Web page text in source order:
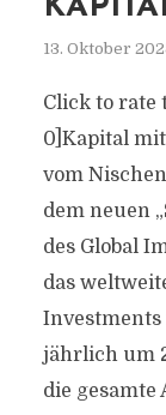
13. Oktober
Click to rate
0]Kapital
vom
dem neuen
des Global
das
Investments
jährlich um
die